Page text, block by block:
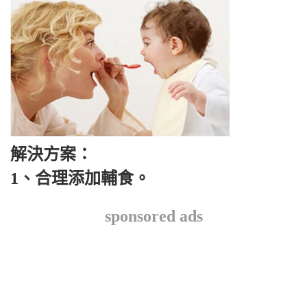
解決方案：
1、合理添加輔食。
sponsored ads